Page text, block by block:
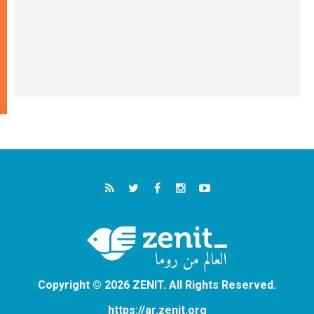
Copyright © 2026 ZENIT. All Rights Reserved.
https://ar.zenit.org